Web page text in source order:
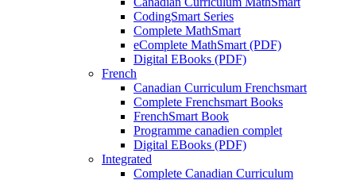
CodingSmart Series
Complete MathSmart
eComplete MathSmart (PDF)
Digital EBooks (PDF)
French
Canadian Curriculum Frenchsmart
Complete Frenchsmart Books
FrenchSmart Book
Programme canadien complet
Digital EBooks (PDF)
Integrated
Complete Canadian Curriculum